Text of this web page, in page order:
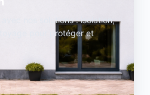
nos solutions : isolation,
pour protéger et